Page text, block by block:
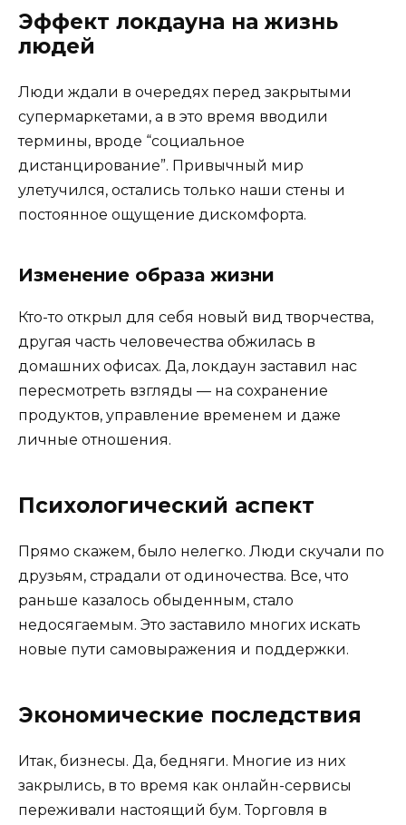
Эффект локдауна на жизнь
людей
Люди ждали в очередях перед закрытыми
супермаркетами, а в это время вводили
термины, вроде “социальное
дистанцирование”. Привычный мир
улетучился, остались только наши стены и
постоянное ощущение дискомфорта.
Изменение образа жизни
Кто-то открыл для себя новый вид творчества,
другая часть человечества обжилась в
домашних офисах. Да, локдаун заставил нас
пересмотреть взгляды — на сохранение
продуктов, управление временем и даже
личные отношения.
Психологический аспект
Прямо скажем, было нелегко. Люди скучали по
друзьям, страдали от одиночества. Все, что
раньше казалось обыденным, стало
недосягаемым. Это заставило многих искать
новые пути самовыражения и поддержки.
Экономические последствия
Итак, бизнесы. Да, бедняги. Многие из них
закрылись, в то время как онлайн-сервисы
переживали настоящий бум. Торговля в